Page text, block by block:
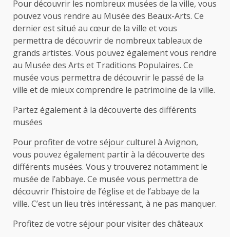
Pour découvrir les nombreux musées de la ville, vous
pouvez vous rendre au Musée des Beaux-Arts. Ce
dernier est situé au cœur de la ville et vous
permettra de découvrir de nombreux tableaux de
grands artistes. Vous pouvez également vous rendre
au Musée des Arts et Traditions Populaires. Ce
musée vous permettra de découvrir le passé de la
ville et de mieux comprendre le patrimoine de la ville.
Partez également à la découverte des différents
musées
Pour profiter de votre séjour culturel à Avignon,
vous pouvez également partir à la découverte des
différents musées. Vous y trouverez notamment le
musée de l’abbaye. Ce musée vous permettra de
découvrir l’histoire de l’église et de l’abbaye de la
ville. C’est un lieu très intéressant, à ne pas manquer.
Profitez de votre séjour pour visiter des châteaux